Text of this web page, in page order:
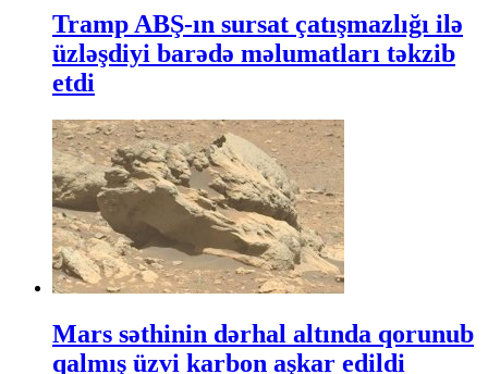
Tramp ABŞ-ın sursat çatışmazlığı ilə
üzləşdiyi barədə məlumatları təkzib
etdi
Mars səthinin dərhal altında qorunub
qalmış üzvi karbon aşkar edildi